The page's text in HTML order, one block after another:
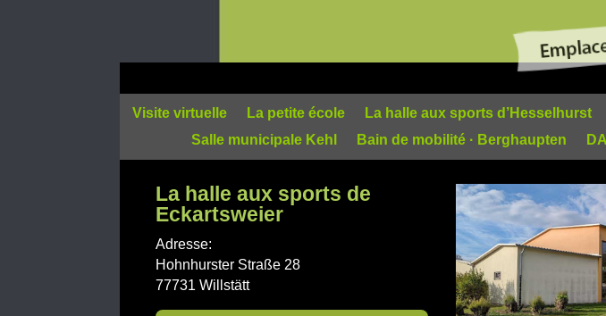
Visite virtuelle La petite école La halle aux sports d’Hesselhurst
Salle municipale Kehl
Bain de mobilité · Berghaupten
La halle aux sports de
Eckartsweier
Adresse:
Hohnhurster Straße 28
77731 Willstätt